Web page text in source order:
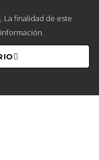
. La finalidad de este